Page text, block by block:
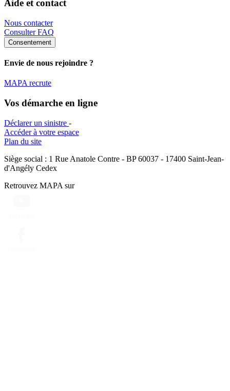
Aide et contact
Nous contacter
Consulter FAQ
Consentement
Envie de nous rejoindre ?
MAPA recrute
Vos démarche en ligne
Déclarer un sinistre -
Accéder à votre espace
Plan du site
Siège social : 1 Rue Anatole Contre - BP 60037 - 17400 Saint-Jean-
d'Angély Cedex
Retrouvez MAPA sur